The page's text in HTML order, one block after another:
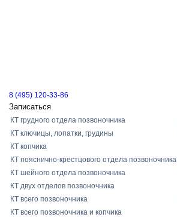
8 (495) 120-33-86
Записаться
КТ грудного отдела позвоночника
КТ ключицы, лопатки, грудины
КТ копчика
КТ пояснично-крестцового отдела позвоночника
КТ шейного отдела позвоночника
КТ двух отделов позвоночника
КТ всего позвоночника
КТ всего позвоночника и копчика